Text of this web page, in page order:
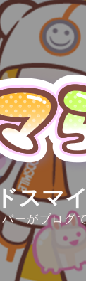
スマ
ーがブログ